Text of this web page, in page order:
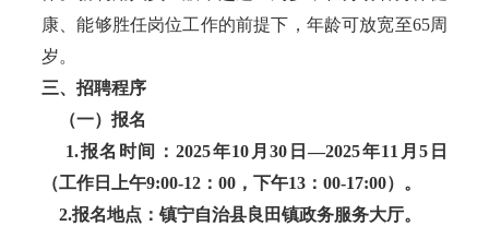
康、能够胜任岗位工作的前提下，年龄可放宽至65周
岁。
三、招聘程序
（一）报名
1.报名时间：2025年10月30日—2025年11月5日
（工作日上午9:00-12：00，下午13：00-17:00）。
2.报名地点：镇宁自治县良田镇政务服务大厅。